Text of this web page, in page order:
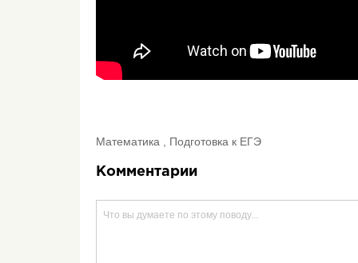
Математика , Подготовка к ЕГЭ
Комментарии